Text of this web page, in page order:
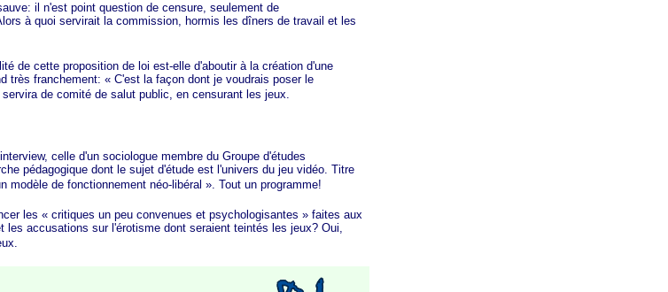
il n'est point question de censure, seulement de
à quoi servirait la commission, hormis les dîners de travail et les
de cette proposition de loi est-elle d'aboutir à la création d'une
très franchement: « C'estla façon dont je voudrais poser le
de comité de salut public, en censurant les jeux.
celle d'un sociologue membre du Groupe d'études
pédagogique dont le sujet d'étude est l'univers du jeu vidéo. Titre
modèle de fonctionnement néo-libéral ». Tout un programme!
les « critiques un peu convenues et psychologisantes »faites aux
accusations sur l'érotisme dont seraient teintés les jeux? Oui,